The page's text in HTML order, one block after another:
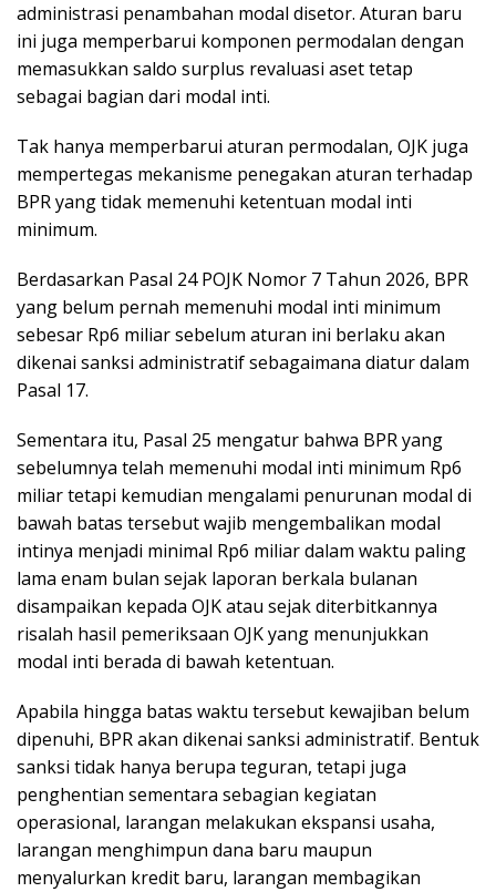
administrasi penambahan modal disetor. Aturan baru
ini juga memperbarui komponen permodalan dengan
memasukkan saldo surplus revaluasi aset tetap
sebagai bagian dari modal inti.
Tak hanya memperbarui aturan permodalan, OJK juga
mempertegas mekanisme penegakan aturan terhadap
BPR yang tidak memenuhi ketentuan modal inti
minimum.
Berdasarkan Pasal 24 POJK Nomor 7 Tahun 2026, BPR
yang belum pernah memenuhi modal inti minimum
sebesar Rp6 miliar sebelum aturan ini berlaku akan
dikenai sanksi administratif sebagaimana diatur dalam
Pasal 17.
Sementara itu, Pasal 25 mengatur bahwa BPR yang
sebelumnya telah memenuhi modal inti minimum Rp6
miliar tetapi kemudian mengalami penurunan modal di
bawah batas tersebut wajib mengembalikan modal
intinya menjadi minimal Rp6 miliar dalam waktu paling
lama enam bulan sejak laporan berkala bulanan
disampaikan kepada OJK atau sejak diterbitkannya
risalah hasil pemeriksaan OJK yang menunjukkan
modal inti berada di bawah ketentuan.
Apabila hingga batas waktu tersebut kewajiban belum
dipenuhi, BPR akan dikenai sanksi administratif. Bentuk
sanksi tidak hanya berupa teguran, tetapi juga
penghentian sementara sebagian kegiatan
operasional, larangan melakukan ekspansi usaha,
larangan menghimpun dana baru maupun
menyalurkan kredit baru, larangan membagikan